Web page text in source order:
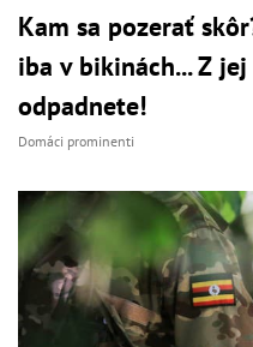
Kam sa pozerať
iba v bikinách... Z
odpadnete!
Domáci prominenti